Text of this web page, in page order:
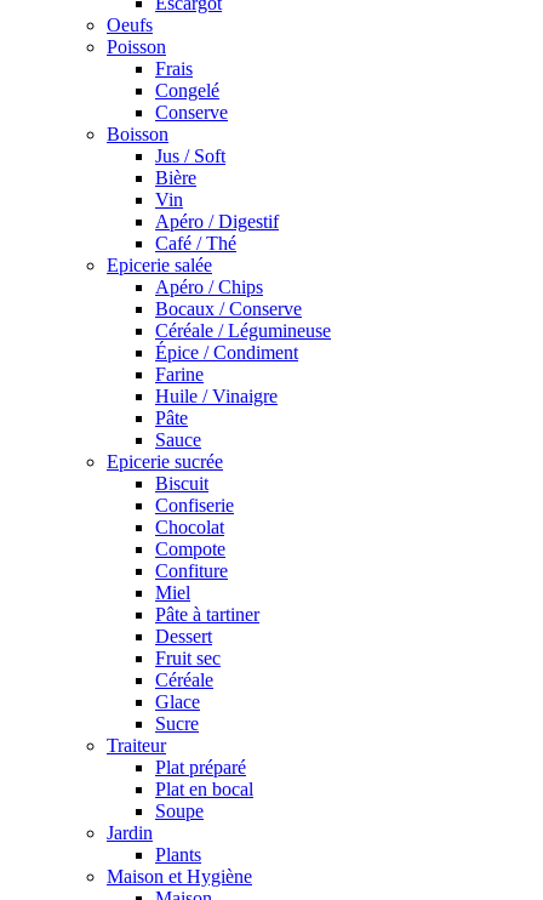
Oeufs
Poisson
Frais
Congelé
Conserve
Boisson
Jus / Soft
Bière
Vin
Apéro / Digestif
Café / Thé
Epicerie salée
Apéro / Chips
Bocaux / Conserve
Céréale / Légumineuse
Épice / Condiment
Farine
Huile / Vinaigre
Pâte
Sauce
Epicerie sucrée
Biscuit
Confiserie
Chocolat
Compote
Confiture
Miel
Pâte à tartiner
Dessert
Fruit sec
Céréale
Glace
Sucre
Traiteur
Plat préparé
Plat en bocal
Soupe
Jardin
Plants
Maison et Hygiène